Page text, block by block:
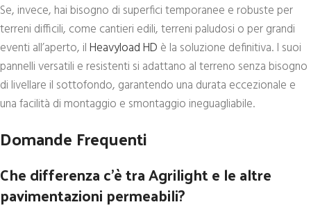
Se, invece, hai bisogno di superfici temporanee e robuste per
terreni difficili, come cantieri edili, terreni paludosi o per grandi
eventi all’aperto, ilHeavyload HD è la soluzione definitiva. I suoi
pannelli versatili e resistenti si adattano al terreno senza bisogno
di livellare il sottofondo, garantendo una durata eccezionale e
una facilità di montaggio e smontaggio ineguagliabile.
Domande Frequenti
Che differenza c’è tra Agrilight e le altre
pavimentazioni permeabili?